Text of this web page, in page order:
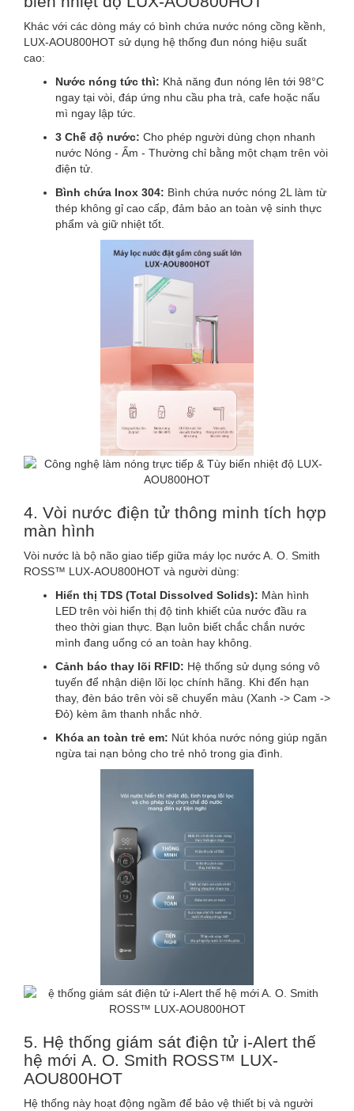
Khác với các dòng máy có bình chứa nước nóng cồng kềnh,
LUX-AOU800HOT sử dụng hệ thống đun nóng hiệu suất
cao:
Nước nóng tức thì: Khả năng đun nóng lên tới 98°C
ngay tại vòi, đáp ứng nhu cầu pha trà, cafe hoặc nấu
mì ngay lập tức.
3 Chế độ nước: Cho phép người dùng chọn nhanh
nước Nóng - Ấm - Thường chỉ bằng một chạm trên vòi
điện tử.
Bình chứa Inox 304: Bình chứa nước nóng 2L làm từ
thép không gỉ cao cấp, đảm bảo an toàn vệ sinh thực
phẩm và giữ nhiệt tốt.
4. Vòi nước điện tử thông minh tích hợp
màn hình
Vòi nước là bộ não giao tiếp giữa máy lọc nước A. O. Smith
ROSS™ LUX-AOU800HOT và người dùng:
Hiển thị TDS (Total Dissolved Solids): Màn hình
LED trên vòi hiển thị độ tinh khiết của nước đầu ra
theo thời gian thực. Bạn luôn biết chắc chắn nước
mình đang uống có an toàn hay không.
Cảnh báo thay lõi RFID: Hệ thống sử dụng sóng vô
tuyến để nhận diện lõi lọc chính hãng. Khi đến hạn
thay, đèn báo trên vòi sẽ chuyển màu (Xanh -> Cam ->
Đỏ) kèm âm thanh nhắc nhở.
Khóa an toàn trẻ em: Nút khóa nước nóng giúp ngăn
ngừa tai nạn bỏng cho trẻ nhỏ trong gia đình.
5. Hệ thống giám sát điện tử i-Alert thế
hệ mới A. O. Smith ROSS™ LUX-
AOU800HOT
Hệ thống này hoạt động ngầm để bảo vệ thiết bị và người